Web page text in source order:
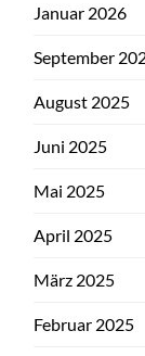
Januar 2026
September
August 2025
Juni 2025
Mai 2025
April 2025
März 2025
Februar 2025